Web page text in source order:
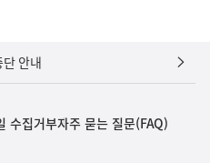
안내
수집거부자주 묻는 질문(FAQ)